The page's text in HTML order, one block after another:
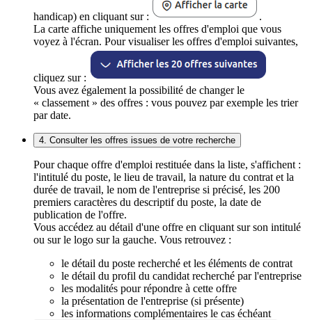
handicap) en cliquant sur :
.
La carte affiche uniquement les offres d'emploi que vous
voyez à l'écran. Pour visualiser les offres d'emploi suivantes,
cliquez sur :
Vous avez également la possibilité de changer le
« classement » des offres : vous pouvez par exemple les trier
par date.
4. Consulter les offres issues de votre recherche
Pour chaque offre d'emploi restituée dans la liste, s'affichent :
l'intitulé du poste, le lieu de travail, la nature du contrat et la
durée de travail, le nom de l'entreprise si précisé, les 200
premiers caractères du descriptif du poste, la date de
publication de l'offre.
Vous accédez au détail d'une offre en cliquant sur son intitulé
ou sur le logo sur la gauche. Vous retrouvez :
le détail du poste recherché et les éléments de contrat
le détail du profil du candidat recherché par l'entreprise
les modalités pour répondre à cette offre
la présentation de l'entreprise (si présente)
les informations complémentaires le cas échéant